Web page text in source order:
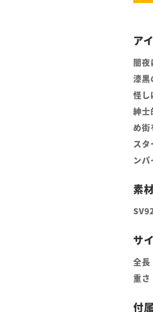
闇夜
漆黒
怪し
紳士
め街
ス
ンパ
全
重